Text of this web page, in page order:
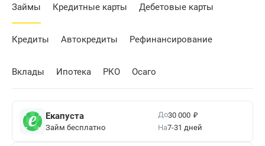
Займы Кредитные карты Дебетовые карты
Кредиты Автокредиты Рефинансирование
Вклады Ипотека РКО Осаго
Екапуста
Займ бесплатно
До30 000 ₽
На7-31 дней